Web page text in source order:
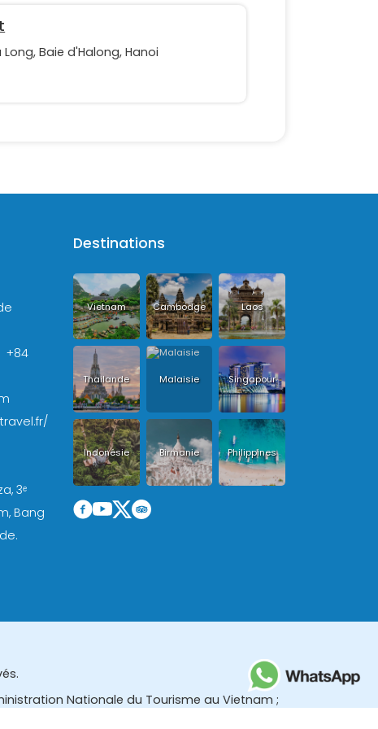
Long, Baie d'Halong, Hanoi
+84
3ᵉ
Bang
Destinations
Vietnam Cambodge Laos
Thailande Malaisie Singapour
Indonésie Birmanie Philippines
Nationale du Tourisme au Vietnam ;